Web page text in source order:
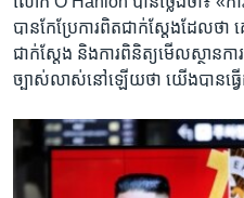
បានកែ​ប្រែ​ការពិត​ជាក់​ស្តែង​ដែលថ
ជាក់ស្តែង និង​ការពិនិត្យ​មើល​ស្ថាន
ច្បាស់លាស់​នៅ​ឡើយ​ថា​ យើង​បានធ្វ